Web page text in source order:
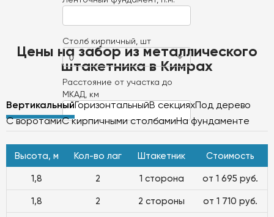
Столб кирпичный, шт
0
Расстояние от участка до
МКАД, км
Цены на забор из металлического
штакетника в Кимрах
ВертикальныйГоризонтальныйВ секцияхПод дерево
С воротамиС кирпичными столбамиНа фундаменте
Высота, м Кол-во лаг Штакетник Стоимость
1,8 2 1 сторона от 1 695 руб.
1,8 2 2 стороны от 1 710 руб.